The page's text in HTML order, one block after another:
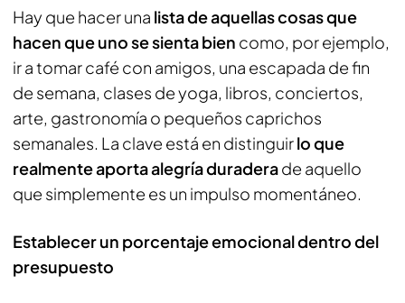
Hay que hacer una lista de aquellas cosas que
hacen que uno se sienta bien como, por ejemplo,
ir a tomar café con amigos, una escapada de fin
de semana, clases de yoga, libros, conciertos,
arte, gastronomía o pequeños caprichos
semanales. La clave está en distinguirlo que
realmente aporta alegría duraderade aquello
que simplemente es un impulso momentáneo.
Establecer un porcentaje emocional dentro del
presupuesto